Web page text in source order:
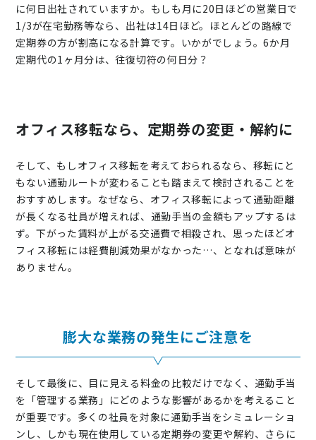
に何日出社されていますか。もしも月に20日ほどの営業日で
1/3が在宅勤務等なら、出社は14日ほど。ほとんどの路線で
定期券の方が割高になる計算です。いかがでしょう。6か月
定期代の1ヶ月分は、往復切符の何日分？
オフィス移転なら、定期券の変更・解約に
そして、もしオフィス移転を考えておられるなら、移転にと
もない通勤ルートが変わることも踏まえて検討されることを
おすすめします。なぜなら、オフィス移転によって通勤距離
が長くなる社員が増えれば、通勤手当の金額もアップするは
ず。下がった賃料が上がる交通費で相殺され、思ったほどオ
フィス移転には経費削減効果がなかった…、となれば意味が
ありません。
膨大な業務の発生にご注意を
そして最後に、目に見える料金の比較だけでなく、通勤手当
を「管理する業務」にどのような影響があるかを考えること
が重要です。多くの社員を対象に通勤手当をシミュレーショ
ンし、しかも現在使用している定期券の変更や解約、さらに